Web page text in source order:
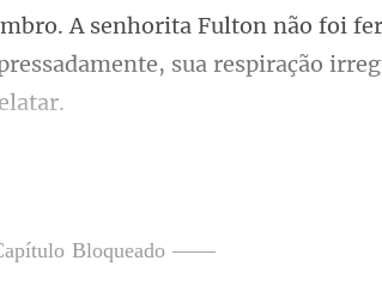
A senhorita Fulton não foi
Bloqueado ——